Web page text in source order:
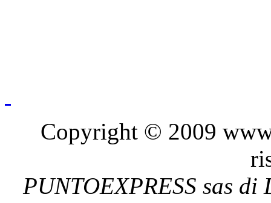
Copyright © 2009
PUNTOEXPRESS sas